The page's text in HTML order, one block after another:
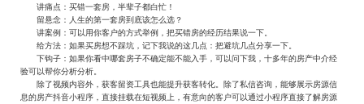
讲痛点：买错一套房，半辈子都白忙！
留悬念：人生的第一套房到底该怎么选？
讲案例：可以用你客户的方式举例，把买错房的经历结果说一下。
给方法：如果买房想不踩坑，记下我说的这几点：把避坑几点分享一下。
下钩子：如果你看中哪套房子不确定能不能入手，可以问下我，十多年的房产中介经
验可以帮你分析分析。
除了视频内容外，获客留资工具也能提升获客转化。除了私信咨询，能够展示房源信
息的房产抖音小程序，直接挂载在短视频上，有意向的客户可以通过小程序直接了解房源